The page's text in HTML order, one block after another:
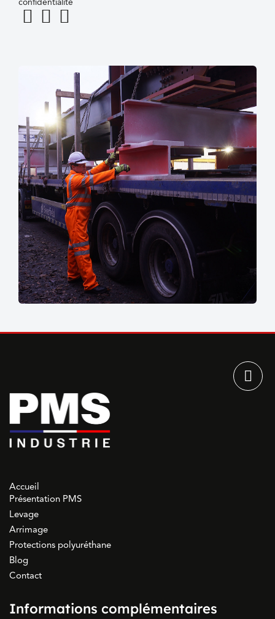
confidentialité
Accueil
Présentation PMS
Levage
Arrimage
Protections polyuréthane
Blog
Contact
Informations complémentaires